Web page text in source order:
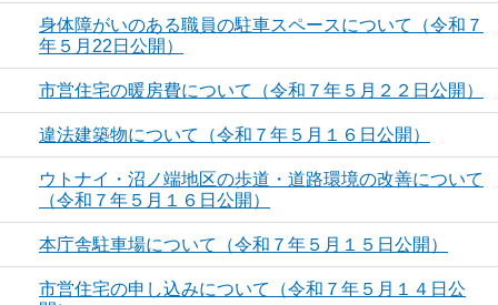
身体障がいのある職員の駐車スペースについて（令和７
年５月22日公開）
市営住宅の暖房費について（令和７年５月２２日公開）
違法建築物について（令和７年５月１６日公開）
ウトナイ・沼ノ端地区の歩道・道路環境の改善について
（令和７年５月１６日公開）
本庁舎駐車場について（令和７年５月１５日公開）
市営住宅の申し込みについて（令和７年５月１４日公